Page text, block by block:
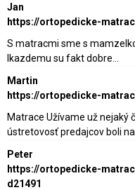
Jan
https://ortopedicke-
S matracmi sme s
lkazdemu su fakt dobre…
Martin
https://ortopedicke-
Matrace Užívame už nejaký
ústretovosť predajcov boli
Peter
https://ortopedicke-
d21491